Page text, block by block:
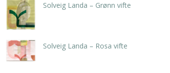
Solveig Landa – Grønn vifte
Solveig Landa – Rosa vifte